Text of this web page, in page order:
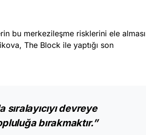
bu merkezileşme risklerini ele alması
The Block ile yaptığı son
devreye
bırakmaktır.”